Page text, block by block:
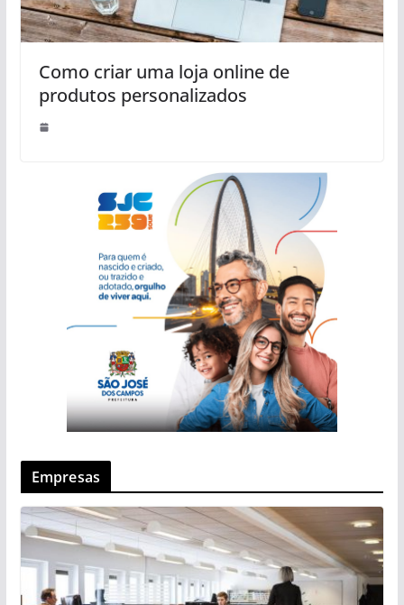
Como criar uma loja online de
produtos personalizados
Empresas